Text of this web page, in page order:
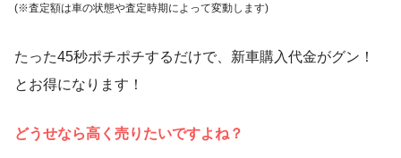
(※査定額は車の状態や査定時期によって変動します)
たった45秒ポチポチするだけで、新車購入代金がグン！
とお得になります！
どうせなら高く売りたいですよね？